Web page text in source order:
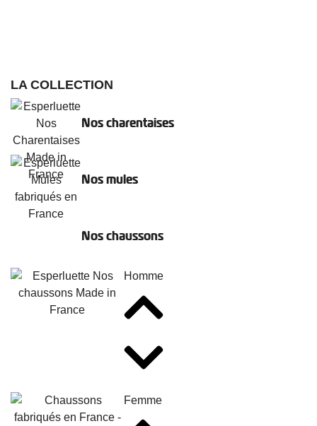
LA COLLECTION
Nos charentaises
Nos mules
Nos chaussons
Homme
Femme